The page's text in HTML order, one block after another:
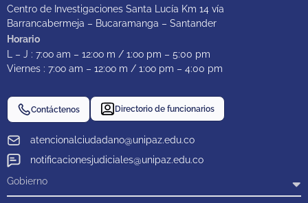
Centro de Investigaciones Santa Lucía Km 14 vía
Barrancabermeja – Bucaramanga – Santander
Horario
L – J : 7:oo am – 12:oo m / 1:oo pm – 5:00 pm
Viernes : 7:oo am – 12:oo m / 1:oo pm – 4:00 pm
atencionalciudadano@unipaz.edu.co
notificacionesjudiciales@unipaz.edu.co
Contáctenos Directorio de funcionarios
Gobierno